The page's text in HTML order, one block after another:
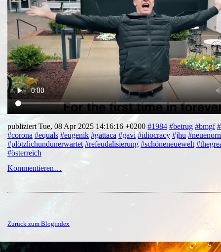
publiziert Tue, 08 Apr 2025 14:16:16 +0200 #1984 #betrug #bmgf
#corona #equals #eugenik #gattaca #gavi #idiocracy #jhu
#plötzlichundunerwartet #refeudalisierung #schöneneuewelt
#österreich
Kommentieren…
Zurück zum Blogindex